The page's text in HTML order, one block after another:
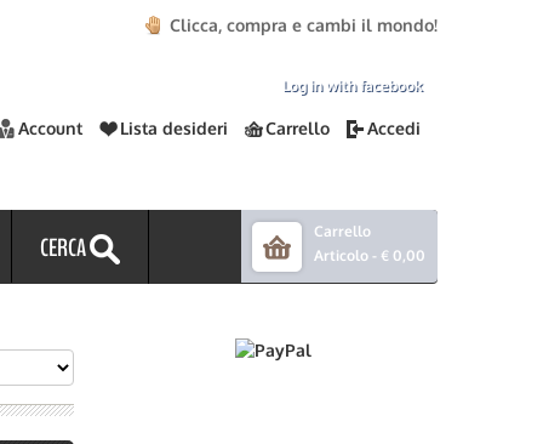
Carrello
Articolo - € 0,00
Clicca, compra e cambi il mondo!
Account Lista desideri Carrello Accedi
Log in with facebook
CERCA